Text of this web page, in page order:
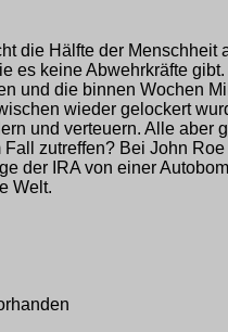
die Hälfte der
es keine Abwehrkräfte
und die binnen Wochen
wieder gelockert
und verteuern. Alle
zutreffen? Bei John
der IRA von einer
Welt.